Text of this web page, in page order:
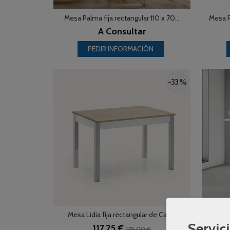
Mesa Palma fija rectangular 110 x 70...
A Consultar
PEDIR INFORMACIÓN
Mesa
-33 %
Mesa Lidia fija rectangular de Cauxi